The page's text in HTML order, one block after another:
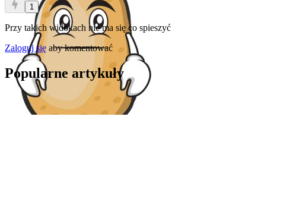
1
Przy takich widokach nie ma się co spieszyć
Zaloguj się aby komentować
Popularne artykuły